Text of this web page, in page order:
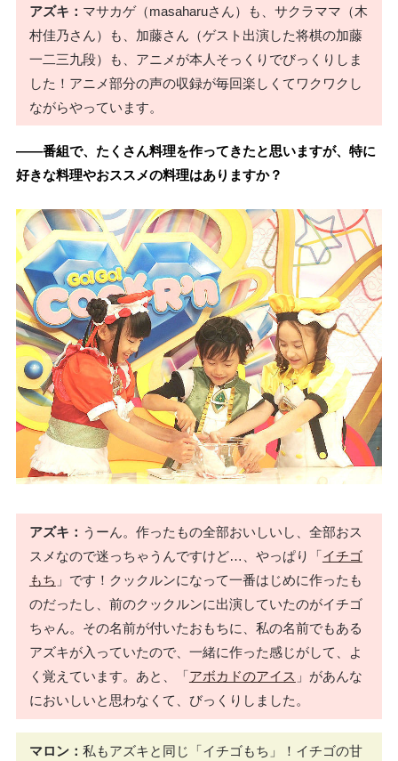
アズキ： マサカゲ（masaharuさん）も、サクラママ（木
村佳乃さん）も、加藤さん（ゲスト出演した将棋の加藤
一二三九段）も、アニメが本人そっくりでびっくりしま
した！アニメ部分の声の収録が毎回楽しくてワクワクし
ながらやっています。
――番組で、たくさん料理を作ってきたと思いますが、特に
好きな料理やおススメの料理はありますか？
アズキ： うーん。作ったもの全部おいしいし、全部おス
スメなので迷っちゃうんですけど…、やっぱり「イチゴ
もち 」です！クックルンになって一番はじめに作ったも
のだったし、前のクックルンに出演していたのがイチゴ
ちゃん。その名前が付いたおもちに、私の名前でもある
アズキが入っていたので、一緒に作った感じがして、よ
く覚えています。あと、「アボカドのアイス 」があんな
においしいと思わなくて、びっくりしました。
マロン： 私もアズキと同じ「イチゴもち」！イチゴの甘